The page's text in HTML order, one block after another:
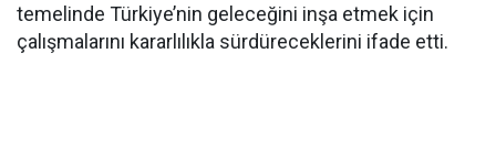
temelinde Türkiye’nin geleceğini inşa etmek için
çalışmalarını kararlılıkla sürdüreceklerini ifade etti.